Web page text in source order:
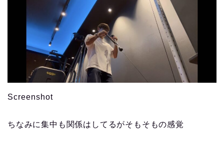
Screenshot
ちなみに集中も関係はしてるがそもそもの感覚